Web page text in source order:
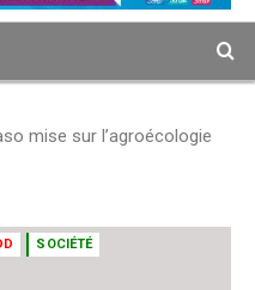
mise sur l’agroécologie
SOCIÉTÉ